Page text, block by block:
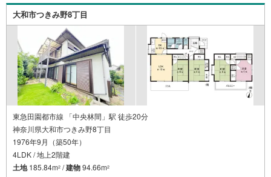
な部分を明確にしていきませんか？？ --------------
大和市つきみ野8丁目
東急田園都市線 「中央林間」駅 徒歩20分
神奈川県大和市つきみ野8丁目
1976年9月（築50年）
4LDK / 地上2階建
土地185.84m2 /建物94.66m2